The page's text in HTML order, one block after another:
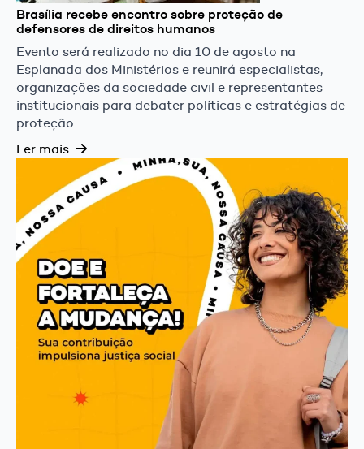
Brasília recebe encontro sobre proteção de
defensores de direitos humanos
Evento será realizado no dia 10 de agosto na
Esplanada dos Ministérios e reunirá especialistas,
organizações da sociedade civil e representantes
institucionais para debater políticas e estratégias de
proteção
Ler mais